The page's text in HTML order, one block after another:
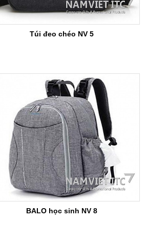
Túi đeo chéo NV 5
BALO học sinh NV 8